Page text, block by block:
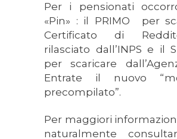
Per i pensionati
«Pin» : il PRIMO per
Certificato di
rilasciato dall’INPS e il
per scaricare
Entrate il nuovo
precompilato”.
Per maggiori
naturalmente